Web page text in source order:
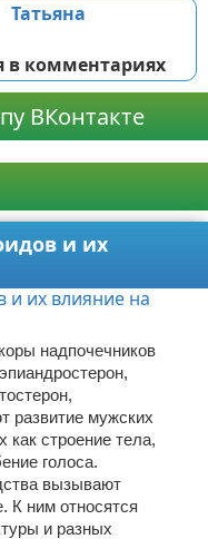
Татьяна
комментариях
ВКонтакте
и их
надпочечников
развитие мужских
как строение тела,
голоса.
вызывают
К ним относятся
и разных